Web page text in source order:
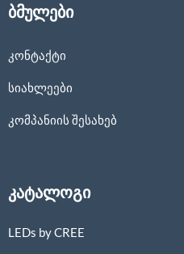
ბმულები
კონტაქტი
სიახლეები
კომპანიის შესახებ
კატალოგი
LEDs by CREE